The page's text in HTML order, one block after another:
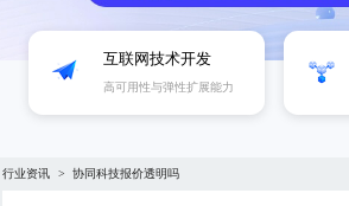
互联网技术开发
高可用性与弹性扩展能力‌
行业资讯 > 协同科技报价透明吗